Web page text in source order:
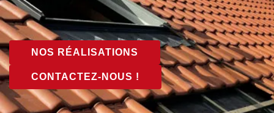
NOS RÉALISATIONS
CONTACTEZ-NOUS !